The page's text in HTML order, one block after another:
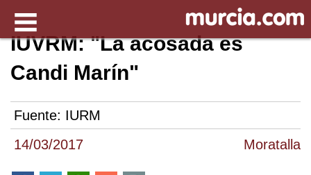
14/03/2017 Moratalla
IUVRM: "La acosada es
Candi Marín"
Fuente: IURM